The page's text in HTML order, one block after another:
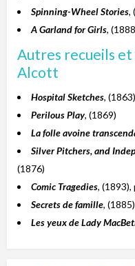
Spinning-Wheel Stories,
A Garland for Girls,
Autres recueils et
Alcott
Hospital Sketches, (1863)
Perilous Play, (1869)
La folle avoine
Silver Pitchers, and
(1876)
Comic Tragedies,
Secrets de famille, (1885)
Les yeux de Lady